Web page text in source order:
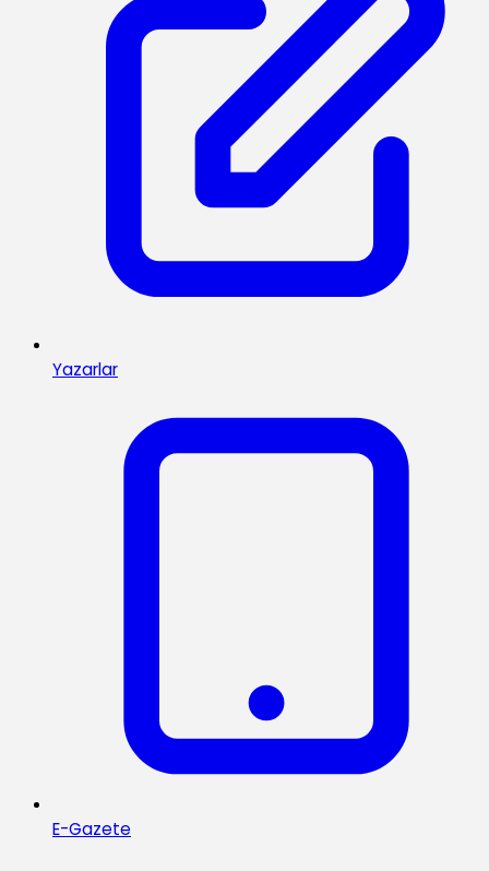
Yazarlar
E-Gazete